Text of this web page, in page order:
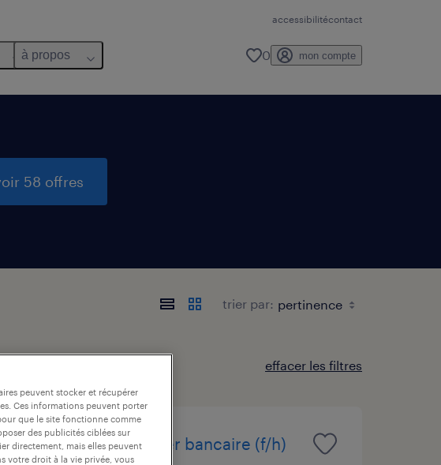
accessibilitécontact
à propos 0 mon compte
58 offres
trier par:
effacer les filtres
conseiller bancaire (f/h)
peuvent stocker et récupérer
Ces informations peuvent porter
que le site fonctionne comme
des publicités ciblées sur
directement, mais elles peuvent
votre droit à la vie privée, vous